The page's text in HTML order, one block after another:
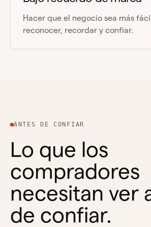
Hacer que el negocio sea más
reconocer, recordar y confiar.
ANTES DE CONFIAR
Lo que los
compradores
necesitan ver
de confiar.